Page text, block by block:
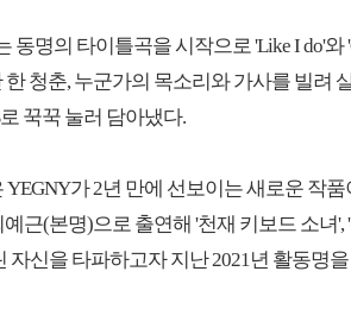
동명의 타이틀곡을 시작으로 'Like I do'와
청춘, 누군가의 목소리와 가사를 빌려
꾹꾹 눌러 담아냈다.
가 2년 만에 선보이는 새로운 작
예근(본명)으로 출연해 '천재 키보드 소녀
자신을 타파하고자 지난 2021년 활동명